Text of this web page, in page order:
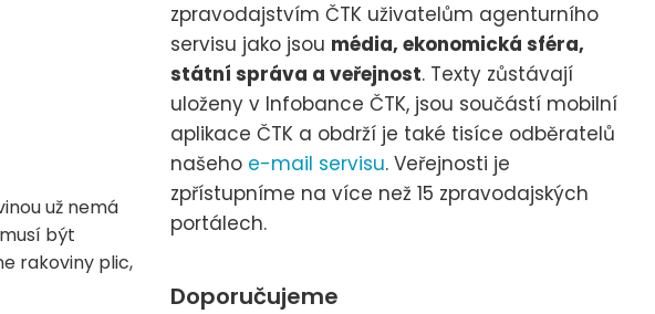
už nemá
být
rakoviny plic,
zpravodajstvím ČTK uživatelům agenturního
servisu jako jsou média, ekonomická sféra,
státní správa a veřejnost. Texty zůstávají
uloženy v Infobance ČTK, jsou součástí mobilní
aplikace ČTK a obdrží je také tisíce odběratelů
našeho e-mail servisu. Veřejnosti je
zpřístupníme na více než 15 zpravodajských
portálech.
Doporučujeme